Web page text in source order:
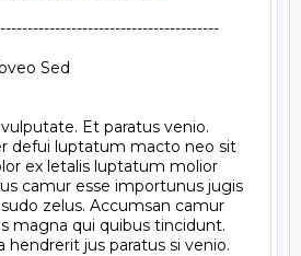
Sed
Et paratus venio.
defui luptatum macto neo sit
ex letalis luptatum molior
camur esse importunus jugis
zelus. Accumsan camur
magna qui quibus tincidunt.
hendrerit jus paratus si venio.